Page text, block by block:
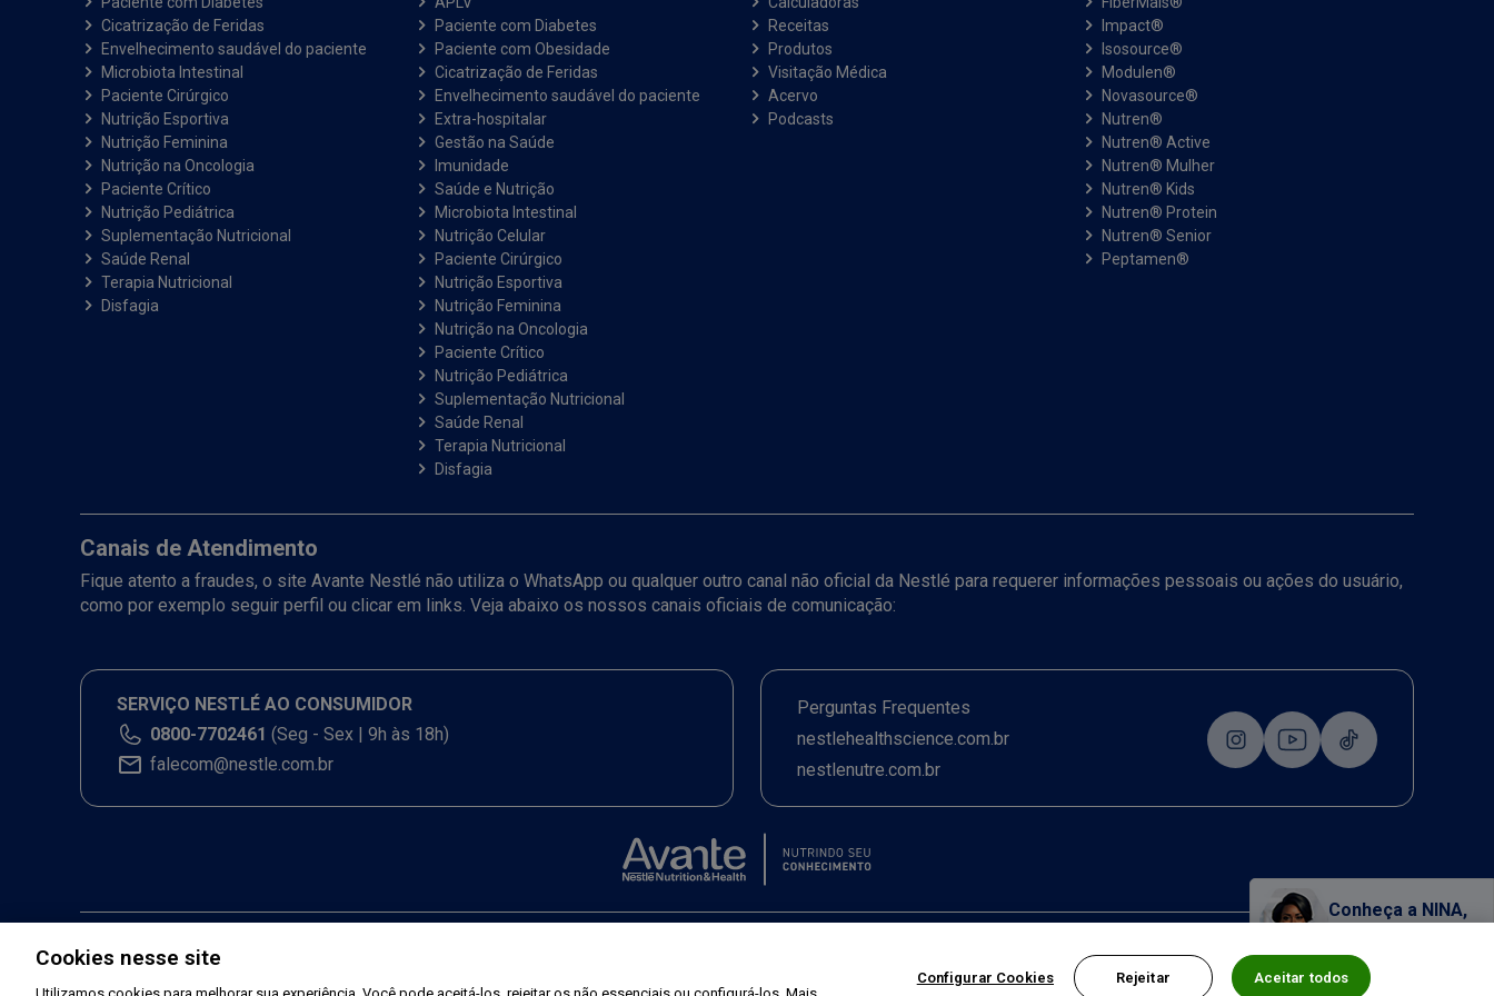
Conheça a NINA,
Cicatrização de Feridas
Envelhecimento saudável do paciente
Microbiota Intestinal
Paciente Cirúrgico
Nutrição Esportiva
Nutrição Feminina
Nutrição na Oncologia
Paciente Crítico
Nutrição Pediátrica
Suplementação Nutricional
Saúde Renal
Terapia Nutricional
Disfagia
Paciente com Diabetes
Paciente com Obesidade
Cicatrização de Feridas
Envelhecimento saudável do paciente
Extra-hospitalar
Gestão na Saúde
Imunidade
Saúde e Nutrição
Microbiota Intestinal
Nutrição Celular
Paciente Cirúrgico
Nutrição Esportiva
Nutrição Feminina
Nutrição na Oncologia
Paciente Crítico
Nutrição Pediátrica
Suplementação Nutricional
Saúde Renal
Terapia Nutricional
Disfagia
Receitas
Produtos
Visitação Médica
Acervo
Podcasts
Impact®
Isosource®
Modulen®
Novasource®
Nutren®
Nutren® Active
Nutren® Mulher
Nutren® Kids
Nutren® Protein
Nutren® Senior
Peptamen®
Canais de Atendimento
Fique atento a fraudes, o site Avante Nestlé não utiliza o WhatsApp ou qualquer outro canal não oficial da Nestlé para requerer informações pessoais ou ações do usuário,
como por exemplo seguir perfil ou clicar em links. Veja abaixo os nossos canais oficiais de comunicação:
SERVIÇO NESTLÉ AO CONSUMIDOR
0800-7702461 (Seg - Sex | 9h às 18h)
falecom@nestle.com.br
Perguntas Frequentes
nestlehealthscience.com.br
nestlenutre.com.br
Cookies nesse site
Configurar Cookies Rejeitar Aceitar todos